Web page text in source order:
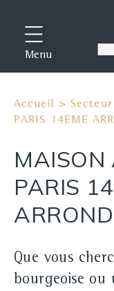
Menu
Accueil >Secteur
PARIS 14EME
MAISON
PARIS
Que vous
bourgeoise ou